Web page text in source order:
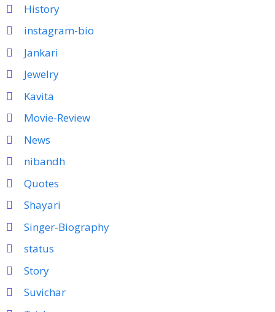
History
instagram-bio
Jankari
Jewelry
Kavita
Movie-Review
News
nibandh
Quotes
Shayari
Singer-Biography
status
Story
Suvichar